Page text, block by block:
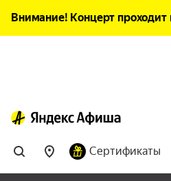
Внимание! Концерт
Сертификаты